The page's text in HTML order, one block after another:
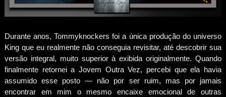
Durante anos, Tommyknockers foi a única produção do universo
King que eu realmente não conseguia revisitar, até descobrir sua
versão integral, muito superior à exibida originalmente. Quando
finalmente retornei a Jovem Outra Vez, percebi que ela havia
assumido esse posto — não por ser ruim, mas por jamais
encontrar em mim o mesmo encaixe emocional de outras